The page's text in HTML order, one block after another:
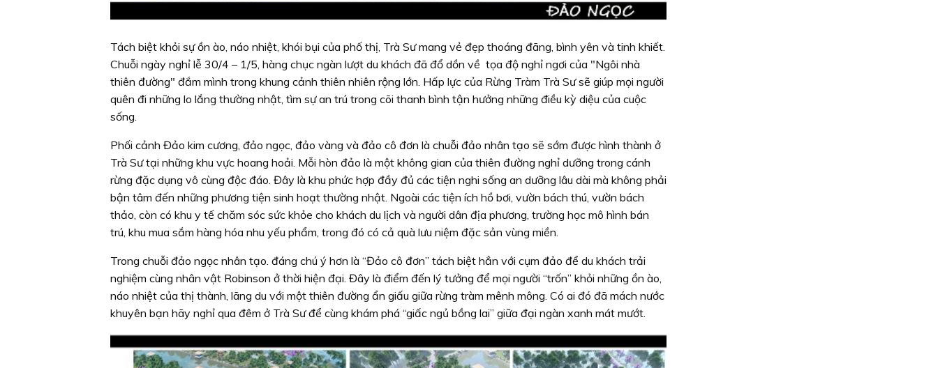
Tách biệt khỏi sự ồn ào, náo nhiệt, khói bụi của phố thị, Trà Sư mang vẻ đẹp thoáng đãng, bình yên và tinh khiết.
Chuỗi ngày nghỉ lễ 30/4 – 1/5, hàng chục ngàn lượt du khách đã đổ dồn về tọa độ nghỉ ngơi của "Ngôi nhà
thiên đường" đắm mình trong khung cảnh thiên nhiên rộng lớn. Hấp lực của Rừng Tràm Trà Sư sẽ giúp mọi người
quên đi những lo lắng thường nhật, tìm sự an trú trong cõi thanh bình tận hưởng những điều kỳ diệu của cuộc
sống.
Phối cảnh Đảo kim cương, đảo ngọc, đảo vàng và đảo cô đơn là chuỗi đảo nhân tạo sẽ sớm được hình thành ở
Trà Sư tại những khu vực hoang hoải. Mỗi hòn đảo là một không gian của thiên đường nghỉ dưỡng trong cánh
rừng đặc dụng vô cùng độc đáo. Đây là khu phức hợp đầy đủ các tiện nghi sống an dưỡng lâu dài mà không phải
bận tâm đến những phương tiện sinh hoạt thường nhật. Ngoài các tiện ích hồ bơi, vườn bách thú, vườn bách
thảo, còn có khu y tế chăm sóc sức khỏe cho khách du lịch và người dân địa phương, trường học mô hình bán
trú, khu mua sắm hàng hóa nhu yếu phẩm, trong đó có cả quà lưu niệm đặc sản vùng miền.
Trong chuỗi đảo ngọc nhân tạo. đáng chú ý hơn là “Đảo cô đơn” tách biệt hẳn với cụm đảo để du khách trải
nghiệm cùng nhân vật Robinson ở thời hiện đại. Đây là điểm đến lý tưởng để mọi người “trốn” khỏi những ồn ào,
náo nhiệt của thị thành, lãng du với một thiên đường ẩn giấu giữa rừng tràm mênh mông. Có ai đó đã mách nước
khuyên bạn hãy nghỉ qua đêm ở Trà Sư để cùng khám phá “giấc ngủ bồng lai” giữa đại ngàn xanh mát mướt.